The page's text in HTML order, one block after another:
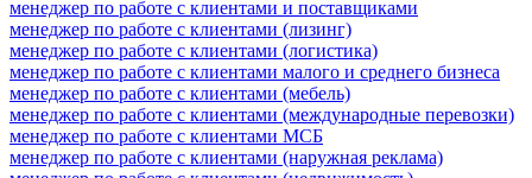
менеджер по работе с клиентами и поставщиками
менеджер по работе с клиентами (лизинг)
менеджер по работе с клиентами (логистика)
менеджер по работе с клиентами малого и среднего бизнеса
менеджер по работе с клиентами (мебель)
менеджер по работе с клиентами (международные перевозки)
менеджер по работе с клиентами МСБ
менеджер по работе с клиентами (наружная реклама)